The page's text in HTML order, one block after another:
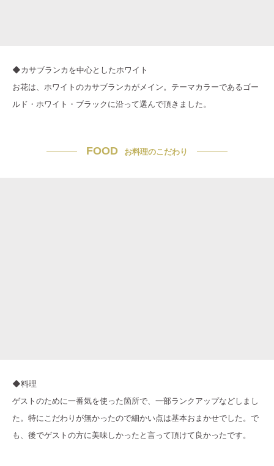
◆カサブランカを中心としたホワイト
お花は、ホワイトのカサブランカがメイン。テーマカラーであるゴー
ルド・ホワイト・ブラックに沿って選んで頂きました。
FOOD お料理のこだわり
◆料理
ゲストのために一番気を使った箇所で、一部ランクアップなどしまし
た。特にこだわりが無かったので細かい点は基本おまかせでした。で
も、後でゲストの方に美味しかったと言って頂けて良かったです。